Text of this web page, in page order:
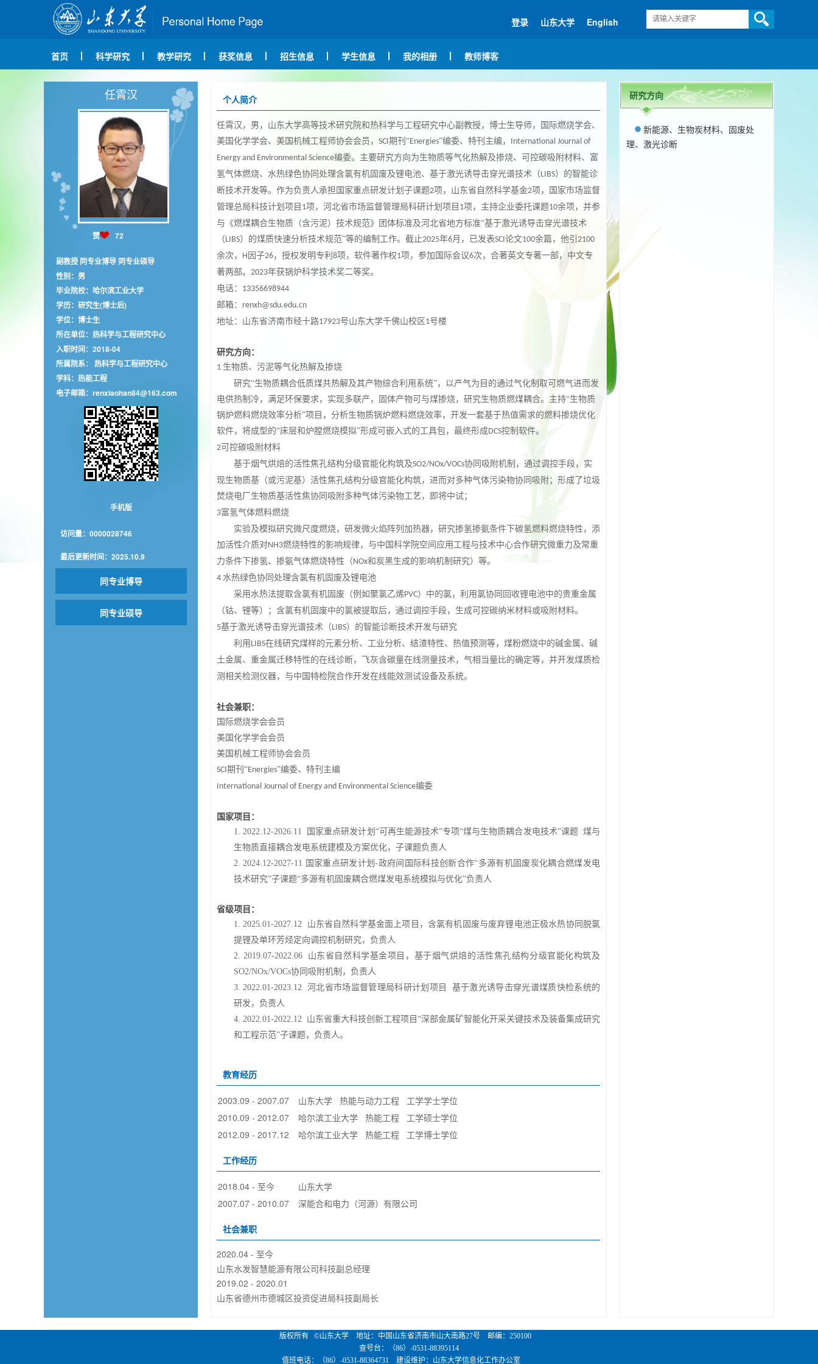
登录 山东大学 English
首页 科学研究 教学研究 获奖信息 招生信息 学生信息 我的相册 教师博客
任霄汉
赞 72
副教授 同专业博导 同专业硕导
性别：男
毕业院校：哈尔滨工业大学
学历：研究生(博士后)
学位：博士生
所在单位：热科学与工程研究中心
入职时间：2018-04
所属院系： 热科学与工程研究中心
学科：热能工程
电子邮箱： renxiaohan84@163.com
手机版
访问量： 0000028746
最后更新时间： 2025.10.9
同专业博导
同专业硕导
个人简介
任霄汉，男，山东大学高等技术研究院和热科学与工程研究中心副教授， 博士生导师，
国际燃烧学会、
美国化学学会、美国机械工程师协会会员， SCI期刊“Energies”编委、特刊主编， International Journal of
Energy and Environmental Science编委。主要研究方向为生物质等气化热解及掺烧、可控碳吸附材料、富
氢气体燃烧、水热绿色协同处理含氯有机固废及锂电池、基于激光诱导击穿光谱技术（LIBS）的智能诊
断技术开发等。作为负责人承担国家重点研发计划子课题2项，山东省自然科学基金2项，国家市场监督
管理总局科技计划项目 1项，河北省市场监督管理局科研计划项目 1项，主持企业委托课题10余项，并参
与《燃煤耦合生物质（含污泥）技术规范》团体标准及河北省地方标准“基于激光诱导击穿光谱技术
（LIBS）的煤质快速分析技术规范”等的编制工作。截止2025年6月，已发表SCI论文100余篇，他引 2100
余次， H 因子26，授权发明专利 8项，软件著作权1项，参加国际会议6次，合著英文专著一部，中文专
著两部。 2023年获锅炉科学技术奖二等奖。
电话： 13356698944
邮箱： renxh@sdu.edu.cn
地址：山东省济南市经十路17923号山东大学千佛山校区 1号楼
研究方向：
1 生物质、污泥等气化热解及掺烧
研究“生物质耦合低质煤共热解及其产物综合利用系统”，以产气为目的通过气化制取可燃气进而发
电供热制冷，满足环保要求，实现多联产，固体产物可与煤掺烧，研究生物质燃煤耦合。主持“生物质
锅炉燃料燃烧效率分析”项目，分析生物质锅炉燃料燃烧效率，开发一套基于热值需求的燃料掺烧优化
软件，将成型的“床层和炉膛燃烧模拟”形成可嵌入式的工具包，最终形成DCS控制软件。
2可控碳吸附材料
基于烟气烘焙的活性焦孔结构分级官能化构筑及SO2/NOx/VOCs协同吸附机制，通过调控手段，实
现生物质基（或污泥基）活性焦孔结构分级官能化构筑，进而对多种气体污染物协同吸附；形成了垃圾
焚烧电厂生物质基活性焦协同吸附多种气体污染物工艺，即将中试；
3富氢气体燃料燃烧
实验及模拟研究微尺度燃烧，研发微火焰阵列加热器，研究掺氢掺氨条件下碳氢燃料燃烧特性，添
加活性介质对NH3燃烧特性的影响规律，与中国科学院空间应用工程与技术中心合作研究微重力及常重
力条件下掺氢、掺氨气体燃烧特性（NOx和炭黑生成的影响机制研究）等。
4 水热绿色协同处理含氯有机固废及锂电池
采用水热法提取含氯有机固废（例如聚氯乙烯PVC）中的氯，利用氯协同回收锂电池中的贵重金属
（钴、锂等）；含氯有机固废中的氯被提取后，通过调控手段，生成可控碳纳米材料或吸附材料。
5基于激光诱导击穿光谱技术（LIBS）的智能诊断技术开发与研究
利用 LIBS在线研究煤样的元素分析、工业分析、结渣特性、热值预测等，煤粉燃烧中的碱金属、碱
土金属、重金属迁移特性的在线诊断，飞灰含碳量在线测量技术，气相当量比的确定等，并开发煤质检
测相关检测仪器， 与中国特检院合作开发在线能效测试设备及系统。
社会兼职：
国际燃烧学会会员
美国化学学会会员
美国机械工程师协会会员
SCI期刊“Energies”编委、特刊主编
International Journal of Energy and Environmental Science编委
国家项目：
1.2022.12-2026.11 国家重点研发计划 “可再生能源技术”专项“煤与生物质耦合发电技术”课题 煤与
生物质直接耦合发电系统建模及方案优化， 子课题负责人
2.2024.12-2027-11 国家重点研发计划-政府间国际科技创新合作“多源有机固废炭化耦合燃煤发电
技术研究”子课题“多源有机固废耦合燃煤发电系统模拟与优化”负责人
省级项目：
1.2025.01-2027.12 山东省自然科学基金面上项目 ， 含氯有机固废与废弃锂电池正极水热协同脱氯
提锂及单环芳烃定向调控机制研究，负责人
2. 2019.07-2022.06 山东省自然科学基金项目，基于烟气烘焙的活性焦孔结构分级官能化构筑及
SO2/NOx/VOCs协同吸附机制，负责人
3.2022.01-2023.12 河北省市场监督管理局科研计划项目
基于激光诱导击穿光谱煤质快检系统的
研发 ，负责人
4. 2022.01-2022.12 山东省重大科技创新工程项目 “深部金属矿智能化开采关键技术及装备集成研究
和工程示范”子课题，负责人。
教育经历
2003.09 - 2007.07 山东大学 热能与动力工程
工学学士学位
2010.09 - 2012.07
哈尔滨工业大学 热能工程
工学硕士学位
2012.09 - 2017.12
哈尔滨工业大学 热能工程 工学博士学位
工作经历
2018.04 - 至今
山东大学
2007.07 - 2010.07
深能合和电力（河源）有限公司
社会兼职
2020.04 - 至今
山东水发智慧能源有限公司科技副总经理
2019.02 - 2020.01
山东省德州市德城区投资促进局科技副局长
研究方向
新能源、生物炭材料、固废处
理、激光诊断
版权所有 ©山东大学 地址：中国山东省济南市山大南路27号 邮编：250100
查号台：（86）-0531-88395114
值班电话：（86）-0531-88364731 建设维护：山东大学信息化工作办公室